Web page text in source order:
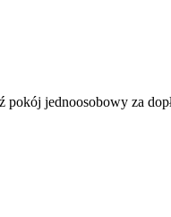
jednoosobowy za